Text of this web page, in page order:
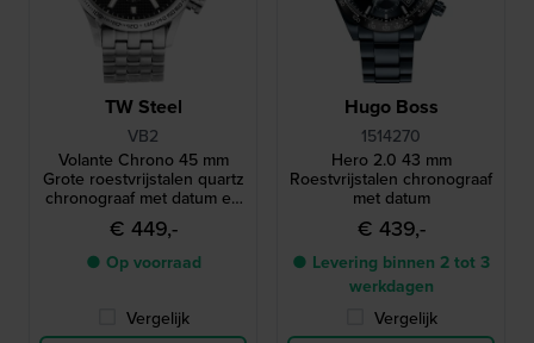
TW Steel
VB2
Volante Chrono 45 mm
Grote roestvrijstalen quartz
chronograaf met datum en
24-uurs wijzerplaat
€ 449,-
● Op voorraad
Vergelijk
Hugo Boss
1514270
Hero 2.0 43 mm
Roestvrijstalen chronograaf
met datum
€ 439,-
● Levering binnen 2 tot 3
werkdagen
Vergelijk